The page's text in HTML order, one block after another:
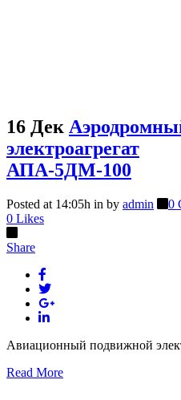
16 Дек
электроагрегат
АПА-5ДМ-100
Posted at 14:05h in by admin
0
0 Likes
Share
Авиационный подвижной
Read More